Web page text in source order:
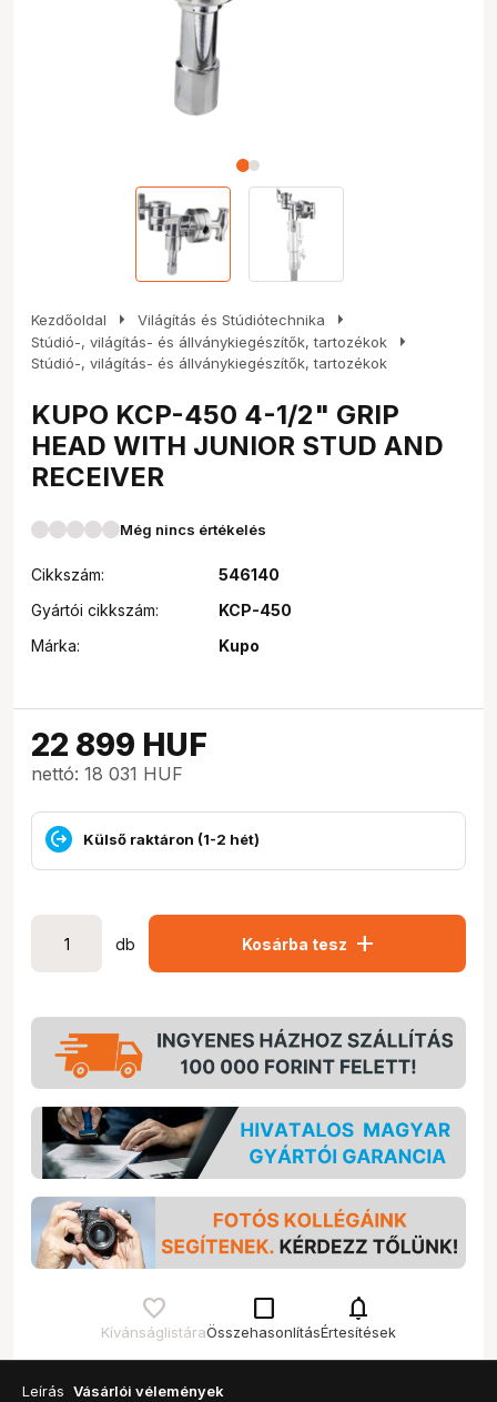
Kezdőoldal arrow_right Világítás és Stúdiótechnika arrow_right
Stúdió-, világítás- és állványkiegészítők, tartozékok arrow_right
Stúdió-, világítás- és állványkiegészítők, tartozékok
KUPO KCP-450 4-1/2" GRIP
HEAD WITH JUNIOR STUD AND
RECEIVER
Még nincs értékelés
Cikkszám:
546140
Gyártói cikkszám:
KCP-450
Márka:
Kupo
22 899 HUF
nettó: 18 031 HUF
Külső raktáron (1-2 hét)
db Kosárba tesz add
Kívánságlistára
check_box_outline_blank
Összehasonlítás
notifications
Értesítések
Leírás Vásárlói vélemények